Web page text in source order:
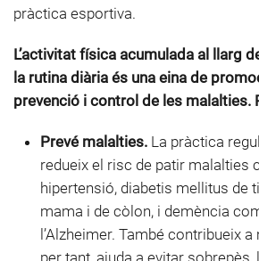
pràctica esportiva.
L’activitat física acumulada al llarg
la rutina diària és una eina de
prevenció i control de les malalties.
Prevé malalties. La pràctica
redueix el risc de patir malalties
hipertensió, diabetis mellitus de
mama i de còlon, i demència
l’Alzheimer. També contribueix
per tant, ajuda a evitar sobrepès,